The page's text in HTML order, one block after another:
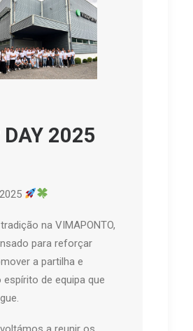
2025
na VIMAPONTO,
para reforçar
a partilha e
espírito de equipa que